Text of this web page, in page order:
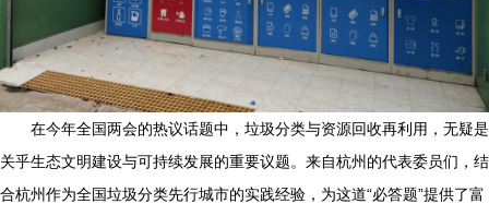
在今年全国两会的热议话题中，垃圾分类与资源回收再利用，无疑是
关乎生态文明建设与可持续发展的重要议题。来自杭州的代表委员们，结
合杭州作为全国垃圾分类先行城市的实践经验，为这道“必答题”提供了富